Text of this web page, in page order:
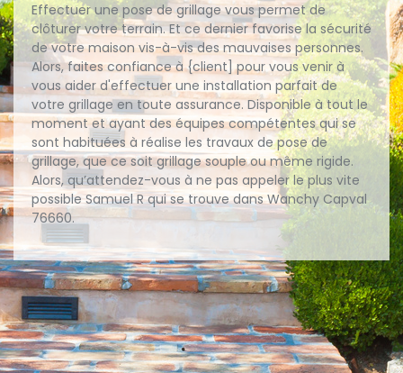
Effectuer une pose de grillage vous permet de
clôturer votre terrain. Et ce dernier favorise la sécurité
de votre maison vis-à-vis des mauvaises personnes.
Alors, faites confiance à {client] pour vous venir à
vous aider d'effectuer une installation parfait de
votre grillage en toute assurance. Disponible à tout le
moment et ayant des équipes compétentes qui se
sont habituées à réalise les travaux de pose de
grillage, que ce soit grillage souple ou même rigide.
Alors, qu’attendez-vous à ne pas appeler le plus vite
possible Samuel R qui se trouve dans Wanchy Capval
76660.